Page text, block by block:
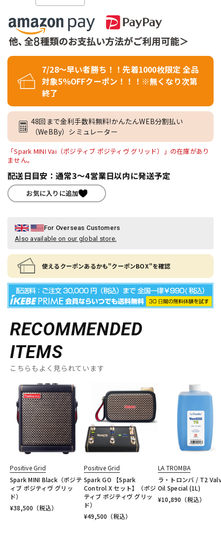
7/28～早い者勝ち！！先着1000枚限定 全品
対象5％OFFクーポン！！！※無くなり次第
終了
48回まで金利手数料無料!かんたんWEB分割払い
（WeBBy）シミュレーター
「Spark MINI Vai（ポジティブ ポジティヴ グリッド）」の在庫があり
ません。
配送日目安：通常3～4営業日以内に発送予定
お気に入りに追加
For Overseas Customers
Also available on our global store.
使えるクーポンあるかも"クーポンBOX"を確認
RECOMMENDED
ITEMS
こちらもよく見られています
Positive Grid
Spark MINI Black（ポジテ
ィブ ポジティヴ グリッ
ド）
¥38,500 （税込）
Positive Grid
Spark GO 【Spark
Control X セット】（ポジ
ティブ ポジティヴ グリッ
ド）
¥49,500 （税込）
LA TROMBA
ラ・トロンバ / T2
Oil Special (1L)
¥10,890 （税込）